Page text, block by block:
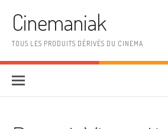
Cinemaniak
TOUS LES PRODUITS DÉRIVÉS DU CINEMA